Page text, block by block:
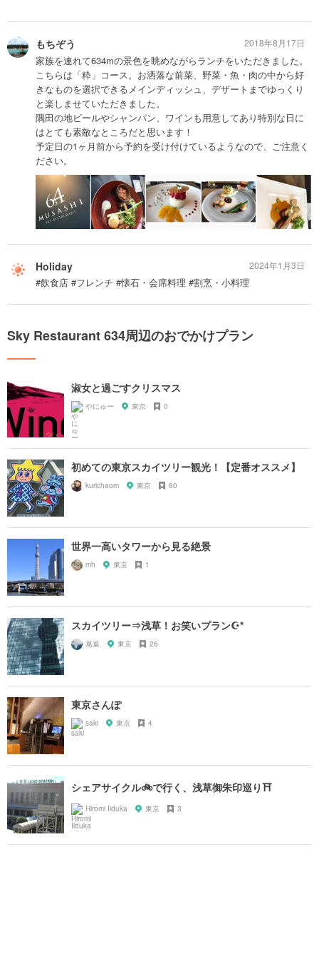
もちぞう
家族を連れて634mの景色を眺めながらランチをいただきました。
こちらは「粋」コース。お洒落な前菜、野菜・魚・肉の中から好
きなものを選択できるメインディッシュ、デザートまでゆっくり
と楽しませていただきました。
隅田の地ビールやシャンパン、ワインも用意してあり特別な日に
はとても素敵なところだと思います！
予定日の1ヶ月前から予約を受け付けているようなので、ご注意く
ださい。
2018年8月17日
Holiday
#飲食店 #フレンチ #懐石・会席料理 #割烹・小料理
2024年1月3日
Sky Restaurant 634周辺のおでかけプラン
淑女と過ごすクリスマス
やにゅー 東京 0
初めての東京スカイツリー観光！【定番オススメ】
kurichaom 東京 60
世界一高いタワーから見る絶景
mh 東京 1
スカイツリー⇒浅草！お笑いプラン☪*
葛葉 東京 26
東京さんぽ
saki 東京 4
シェアサイクル🚲で行く、浅草御朱印巡り⛩
Hiromi Iiduka 東京 3